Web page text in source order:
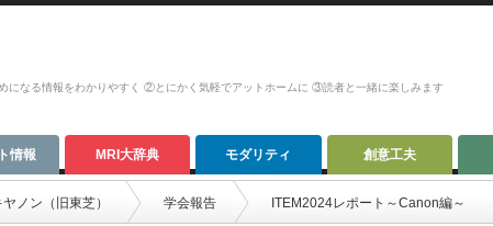
になる情報をわかりやすく ②とにかく気軽でアットホームに ③読者と一緒に楽しみます
情報 MRI大辞典 モダリティ 創意工夫
ヤノン（旧東芝） 学会報告 ITEM2024レポート～Canon編～